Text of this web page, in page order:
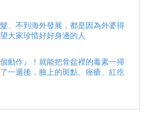
、不到海外發展，都是因為外婆得
大家珍惜好好身邊的人
動作』！就能把骨盆裡的毒素一掃
一週後，臉上的斑點、痤瘡、紅疙